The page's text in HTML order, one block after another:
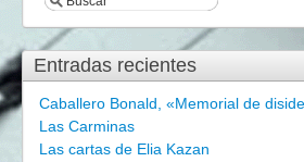
Entradas recientes
Caballero Bonald, «Memorial de
Las Carminas
Las cartas de Elia Kazan